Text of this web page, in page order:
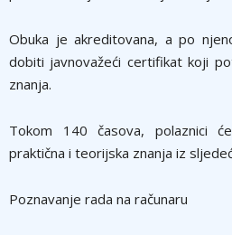
Obuka je akreditovana, a po
dobiti javnovažeći certifikat koji
znanja.
Tokom 140 časova, polaznici
praktična i teorijska znanja iz
Poznavanje rada na računaru